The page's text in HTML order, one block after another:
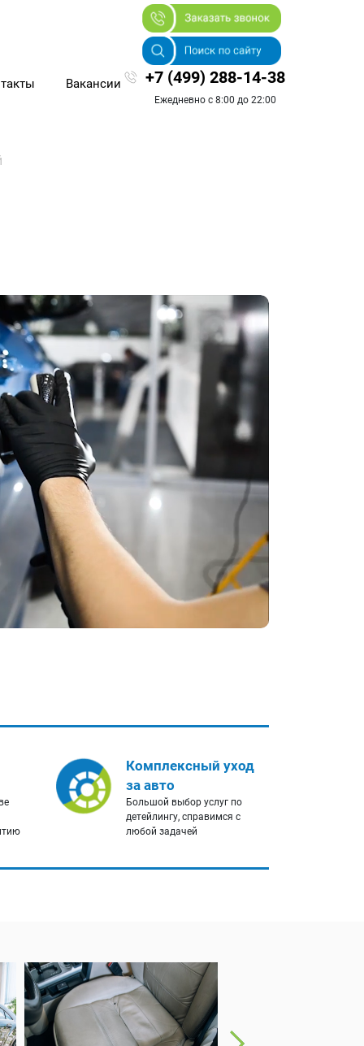
Вакансии +7 (499) 288-14-38
Ежедневно с 8:00 до 22:00
Комплексный уход
за авто
Большой выбор услуг по
детейлингу, справимся с
любой задачей